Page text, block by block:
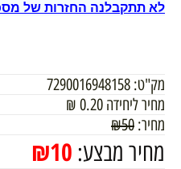
לא תתקבלנה החזרות של
מק"ט: 7290016948158
מחיר ליחידה 0.20
₪
מחיר:
₪50
מחיר מבצע: ₪10